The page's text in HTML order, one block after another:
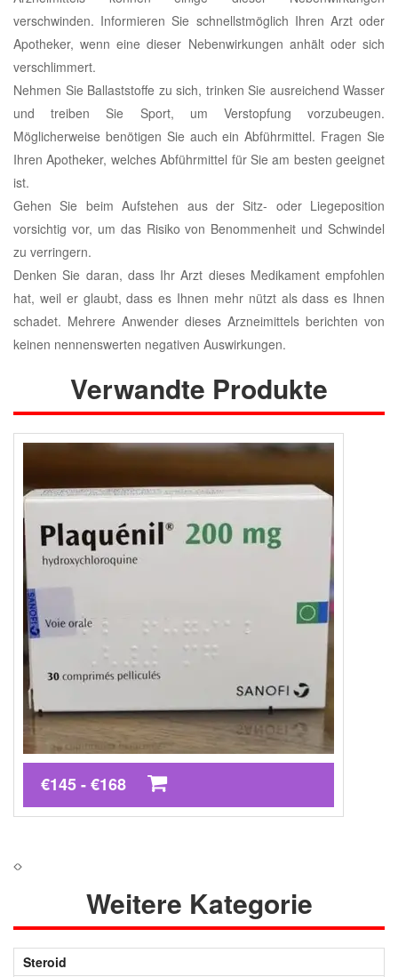
verschwinden. Informieren Sie schnellstmöglich Ihren Arzt oder
Apotheker, wenn eine dieser Nebenwirkungen anhält oder sich
verschlimmert.
Nehmen Sie Ballaststoffe zu sich, trinken Sie ausreichend Wasser
und treiben Sie Sport, um Verstopfung vorzubeugen.
Möglicherweise benötigen Sie auch ein Abführmittel. Fragen Sie
Ihren Apotheker, welches Abführmittel für Sie am besten geeignet
ist.
Gehen Sie beim Aufstehen aus der Sitz- oder Liegeposition
vorsichtig vor, um das Risiko von Benommenheit und Schwindel
zu verringern.
Denken Sie daran, dass Ihr Arzt dieses Medikament empfohlen
hat, weil er glaubt, dass es Ihnen mehr nützt als dass es Ihnen
schadet. Mehrere Anwender dieses Arzneimittels berichten von
keinen nennenswerten negativen Auswirkungen.
Verwandte Produkte
€145 - €168
Weitere Kategorie
Steroid